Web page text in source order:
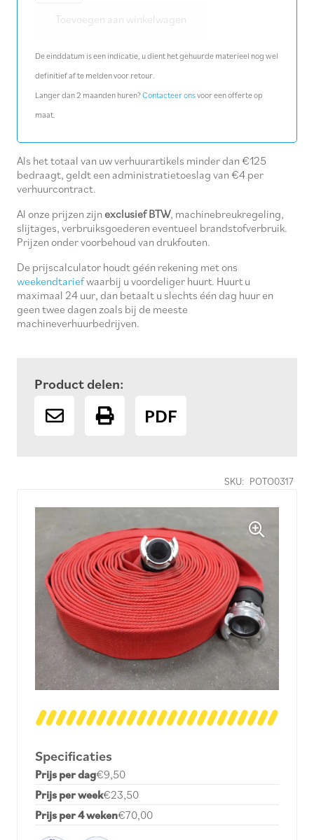
SKU: POTO0317
Specificaties
Prijs per dag€9,50
Prijs per week€23,50
Prijs per 4 weken€70,00
3"
aantal
Toevoegen aan winkelwagen
De einddatum is een indicatie, u dient het gehuurde materieel nog wel
definitief af te melden voor retour.
Langer dan 2 maanden huren?Contacteer onsvoor een offerte op
maat.
Als het totaal van uw verhuurartikels minder dan €125
bedraagt, geldt een administratietoeslag van €4 per
verhuurcontract.
Al onze prijzen zijn exclusief BTW, machinebreukregeling,
slijtages, verbruiksgoederen eventueel brandstofverbruik.
Prijzen onder voorbehoud van drukfouten.
De prijscalculator houdt géén rekening met ons
weekendtariefwaarbij u voordeliger huurt. Huurt u
maximaal 24 uur, dan betaalt u slechts één dag huur en
geen twee dagen zoals bij de meeste
machineverhuurbedrijven.
Product delen:
PDF